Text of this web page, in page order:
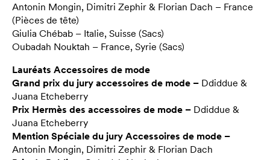
Antonin Mongin, Dimitri Zephir & Florian Dach – France
(Pièces de tête)
Giulia Chébab – Italie, Suisse (Sacs)
Oubadah Nouktah – France, Syrie (Sacs)
Lauréats Accessoires de mode
Grand prix du jury accessoires de mode – Ddiddue &
Juana Etcheberry
Prix Hermès des accessoires de mode – Ddiddue &
Juana Etcheberry
Mention Spéciale du jury Accessoires de mode –
Antonin Mongin, Dimitri Zephir & Florian Dach